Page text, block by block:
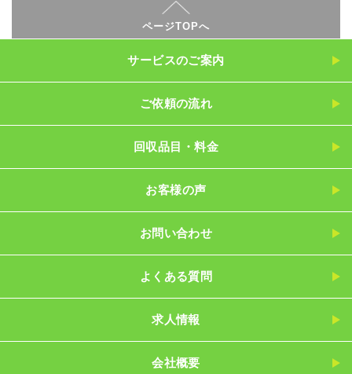
ページTOPへ
サービスのご案内
ご依頼の流れ
回収品目・料金
お客様の声
お問い合わせ
よくある質問
求人情報
会社概要